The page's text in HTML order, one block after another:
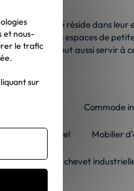
durabilité réside dans leur
pour les espaces de
rangement peut aussi servir
Commode
tv industriel Mobilier
Table de chevet
et nous-
le trafic
sur